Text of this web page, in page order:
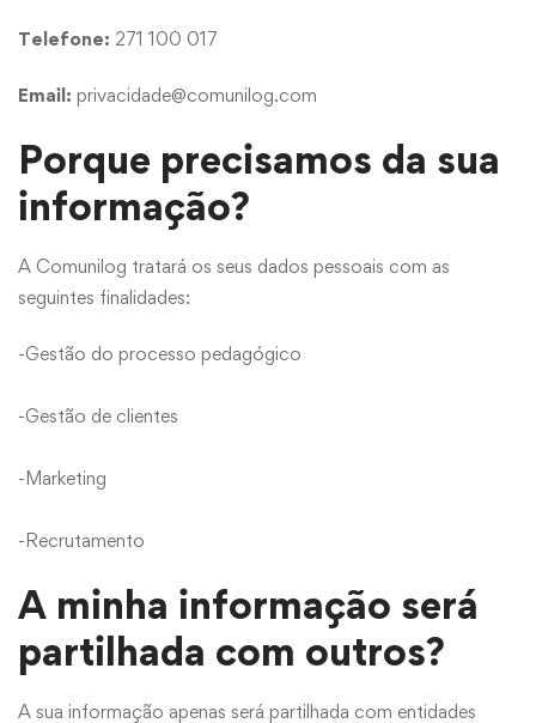
Telefone: 271 100 017
Email: privacidade@comunilog.com
Porque precisamos da sua
informação?
A Comunilog tratará os seus dados pessoais com as
seguintes finalidades:
-Gestão do processo pedagógico
-Gestão de clientes
-Marketing
-Recrutamento
A minha informação será
partilhada com outros?
A sua informação apenas será partilhada com entidades